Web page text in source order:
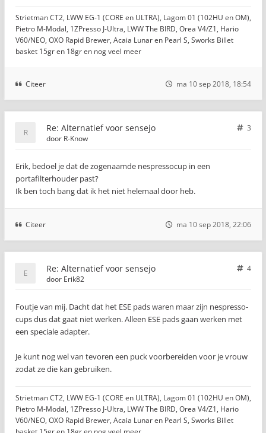
Strietman CT2, LWW EG-1 (CORE en ULTRA), Lagom 01 (102HU en OM),
Pietro M-Modal, 1ZPresso J-Ultra, LWW The BIRD, Orea V4/Z1, Hario
V60/NEO, OXO Rapid Brewer, Acaia Lunar en Pearl S, Sworks Billet
basket 15gr en 18gr en nog veel meer
Citeer ma 10 sep 2018, 18:54
Re: Alternatief voor sensejo
3
door R-Know
Erik, bedoel je dat de zogenaamde nespressocup in een
portafilterhouder past?
Ik ben toch bang dat ik het niet helemaal door heb.
Citeer ma 10 sep 2018, 22:06
Re: Alternatief voor sensejo
4
door Erik82
Foutje van mij. Dacht dat het ESE pads waren maar zijn nespresso-
cups dus dat gaat niet werken. Alleen ESE pads gaan werken met
een speciale adapter.
Je kunt nog wel van tevoren een puck voorbereiden voor je vrouw
zodat ze die kan gebruiken.
Strietman CT2, LWW EG-1 (CORE en ULTRA), Lagom 01 (102HU en OM),
Pietro M-Modal, 1ZPresso J-Ultra, LWW The BIRD, Orea V4/Z1, Hario
V60/NEO, OXO Rapid Brewer, Acaia Lunar en Pearl S, Sworks Billet